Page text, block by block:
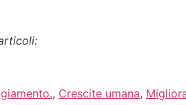
, Crescite umana,